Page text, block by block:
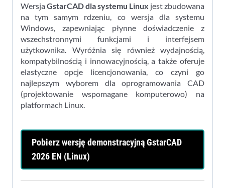
WersjaGstarCAD dla systemu Linux jest zbudowana
na tym samym rdzeniu, co wersja dla systemu
Windows, zapewniając płynne doświadczenie z
wszechstronnymi funkcjami i interfejsem
użytkownika. Wyróżnia się również wydajnością,
kompatybilnością i innowacyjnością, a także oferuje
elastyczne opcje licencjonowania, co czyni go
najlepszym wyborem dla oprogramowania CAD
(projektowanie wspomagane komputerowo) na
platformach Linux.
Pobierz wersję demonstracyjną GstarCAD
2026 EN (Linux)